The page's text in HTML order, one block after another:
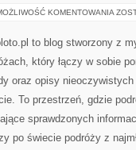
KOMENTOWANIA
to blog stworzony z
który łączy w sobie
oraz opisy nieoczywistych
To przestrzeń, gdzie
sprawdzonych
po świecie podróży z